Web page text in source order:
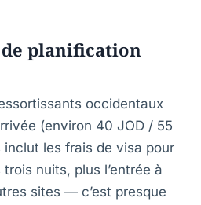
planification
occidentaux
(environ 40 JOD / 55
inclut les frais de visa pour
trois nuits, plus l’entrée à
sites — c’est presque